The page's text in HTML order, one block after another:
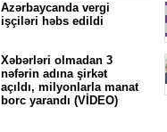
Azərbaycanda vergi
işçiləri həbs edildi
Xəbərləri olmadan 3
nəfərin adına şirkət
açıldı, milyonlarla manat
borc yarandı (VİDEO)